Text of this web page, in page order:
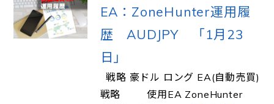
EA：ZoneHunter運用履
歴 AUDJPY 「1月23
日」
戦略 豪ドル ロング EA(自動売買)
戦略 使用EA ZoneHunter